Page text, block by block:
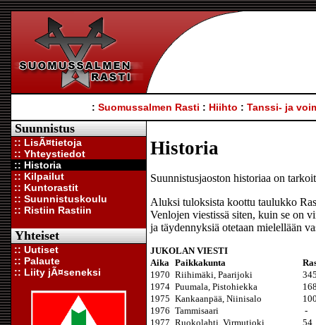
: Suomussalmen Rasti : Hiihto : Tanssi- ja
Suunnistus
:: LisÃ¤tietoja
:: Yhteystiedot
:: Historia
:: Kilpailut
:: Kuntorastit
:: Suunnistuskoulu
:: Ristiin Rastiin
Yhteiset
:: Uutiset
:: Palaute
:: Liity jÃ¤seneksi
Historia
Suunnistusjaoston historiaa on
Aluksi tuloksista koottu taulukko
Venlojen viestissä siten, kuin se on
ja täydennyksiä otetaan mielellään
JUKOLAN VIESTI
Aika Paikkakunta
1970 Riihimäki, Paarijoki
1974 Puumala, Pistohiekka
1975 Kankaanpää, Niinisalo
1976 Tammisaari
-
1977 Ruokolahti, Virmutjoki
54